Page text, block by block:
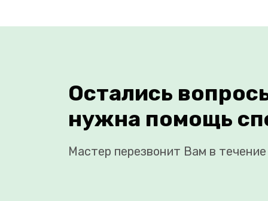
Остались
нужна помощь
Мастер перезвонит Вам в